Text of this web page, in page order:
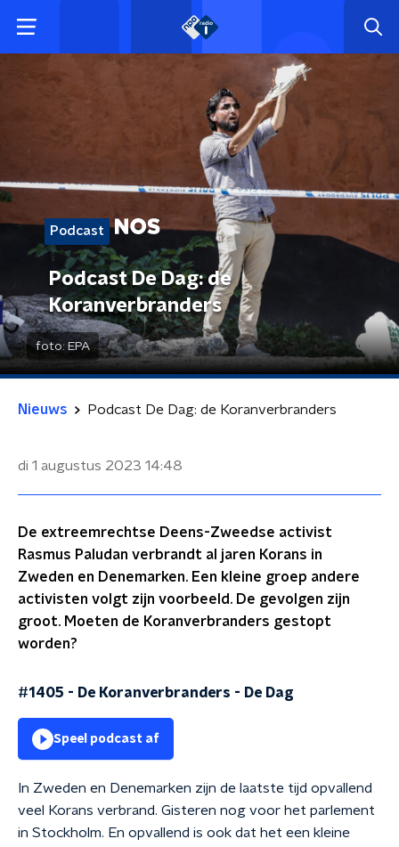
Podcast
Podcast De Dag: de
Koranverbranders
foto: EPA
Nieuws Podcast De Dag: de Koranverbranders
di 1 augustus 2023 14:48
De extreemrechtse Deens-Zweedse activist
Rasmus Paludan verbrandt al jaren Korans in
Zweden en Denemarken. Een kleine groep andere
activisten volgt zijn voorbeeld. De gevolgen zijn
groot. Moeten de Koranverbranders gestopt
worden?
#1405 - De Koranverbranders - De Dag
Speel podcast af
In Zweden en Denemarken zijn de laatste tijd opvallend
veel Korans verbrand. Gisteren nog voor het parlement
in Stockholm. En opvallend is ook dat het een kleine